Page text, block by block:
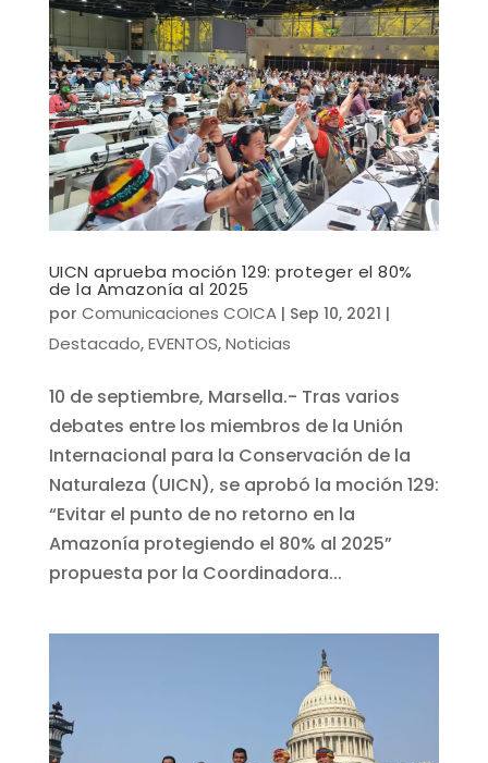
UICN aprueba moción 129: proteger el 80%
de la Amazonía al 2025
por Comunicaciones COICA| Sep 10, 2021 |
Destacado, EVENTOS, Noticias
10 de septiembre, Marsella.- Tras varios
debates entre los miembros de la Unión
Internacional para la Conservación de la
Naturaleza (UICN), se aprobó la moción 129:
“Evitar el punto de no retorno en la
Amazonía protegiendo el 80% al 2025”
propuesta por la Coordinadora...